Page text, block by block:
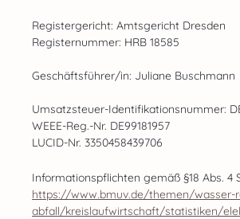
Registergericht: Amtsgericht Dresden
Registernummer: HRB 18585
Geschäftsführer/in: Juliane Buschmann
Umsatzsteuer-Identifikationsnummer:
WEEE-Reg.-Nr. DE99181957
LUCID-Nr. 3350458439706
Informationspflichten gemäß §18 Abs. 4
https://www.bmuv.de/themen/wasser-
abfall/kreislaufwirtschaft/statistiken/